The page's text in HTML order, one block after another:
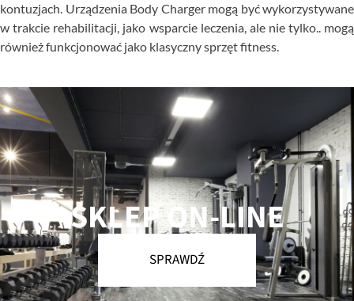
kontuzjach. Urządzenia Body Charger mogą byćwykorzystywane
w trakcie rehabilitacji, jako wsparcie leczenia, ale nie tylko.. mogą
równieżfunkcjonować jako klasycznysprzęt fitness.
SKLEP ON-LINE
SPRAWDŹ